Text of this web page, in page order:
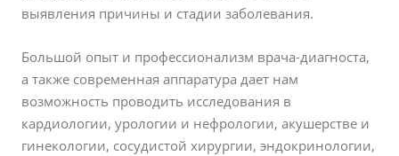
выявления причины и стадии заболевания.
Большой опыт и профессионализм врача-диагноста,
а также современная аппаратура дает нам
возможность проводить исследования в
кардиологии, урологии и нефрологии, акушерстве и
гинекологии, сосудистой хирургии, эндокринологии,